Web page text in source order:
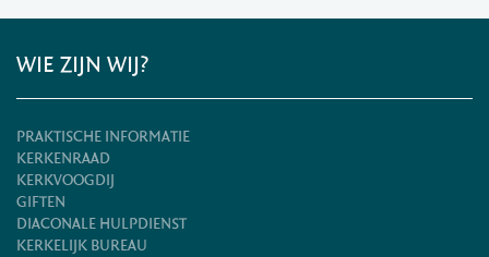
WIE ZIJN WIJ?
PRAKTISCHE INFORMATIE
KERKENRAAD
KERKVOOGDIJ
GIFTEN
DIACONALE HULPDIENST
KERKELIJK BUREAU